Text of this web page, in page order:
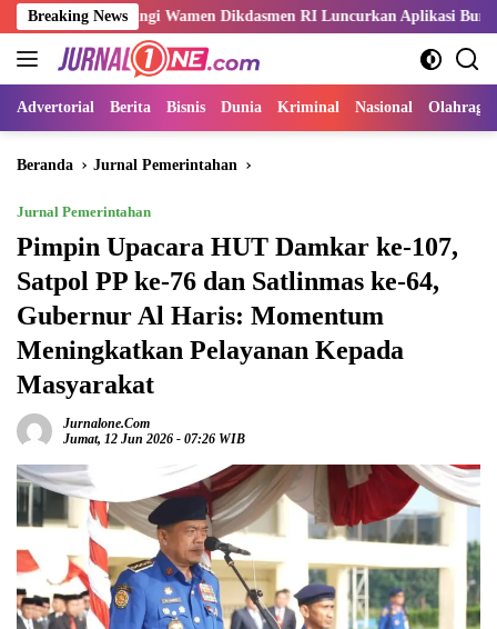
Langsung
ke
konten
Breaking News
Wamen Dikdasmen RI Luncurkan Aplikasi Bungo Pintar
Advertorial Berita Bisnis Dunia Kriminal Nasional Olahraga
Beranda Jurnal Pemerintahan
Jurnal Pemerintahan
Pimpin Upacara HUT Damkar ke-107,
Satpol PP ke-76 dan Satlinmas ke-64,
Gubernur Al Haris: Momentum
Meningkatkan Pelayanan Kepada
Masyarakat
Jurnalone.com
Jumat, 12 Jun 2026 - 07:26 WIB